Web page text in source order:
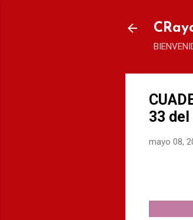
33 del
mayo 08,